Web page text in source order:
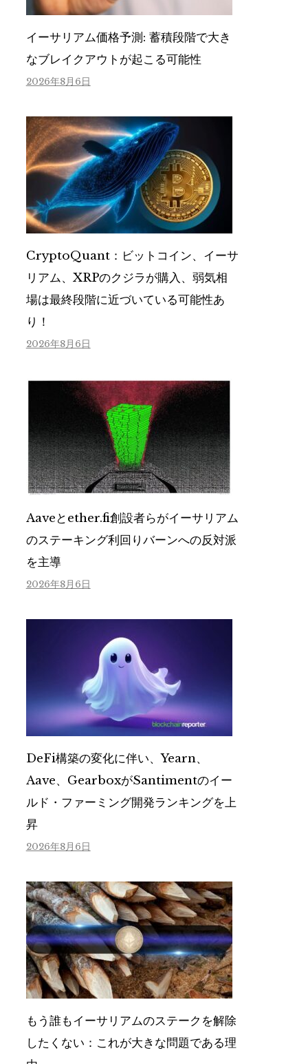
イーサリアム価格予測: 蓄積段階で大き
なブレイクアウトが起こる可能性
2026年8月6日
CryptoQuant：ビットコイン、イーサ
リアム、XRPのクジラが購入、弱気相
場は最終段階に近づいている可能性あ
り！
2026年8月6日
Aaveとether.fi創設者らがイーサリアム
のステーキング利回りバーンへの反対派
を主導
2026年8月6日
DeFi構築の変化に伴い、Yearn、
Aave、GearboxがSantimentのイー
ルド・ファーミング開発ランキングを上
昇
2026年8月6日
もう誰もイーサリアムのステークを解除
したくない：これが大きな問題である理